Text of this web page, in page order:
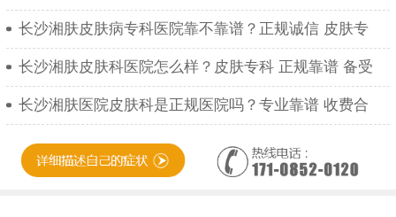
长沙湘肤皮肤病专科医院靠不靠谱？正规诚信 皮肤专
长沙湘肤皮肤科医院怎么样？皮肤专科 正规靠谱 备受
长沙湘肤医院皮肤科是正规医院吗？专业靠谱 收费合